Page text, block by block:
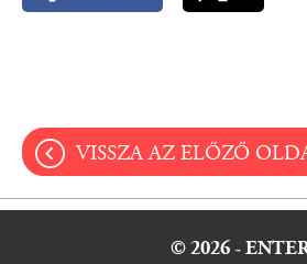
VISSZA AZ ELŐZŐ
© 2026 -